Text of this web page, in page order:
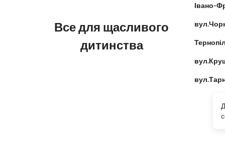
Все для щасливого
дитинства
Івано-